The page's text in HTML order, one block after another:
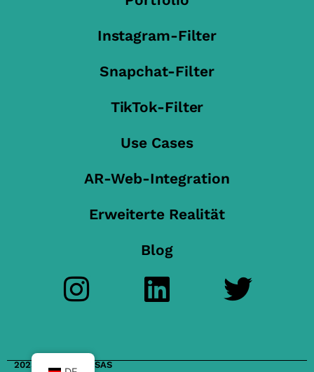
Instagram-Filter
Snapchat-Filter
TikTok-Filter
Use Cases
AR-Web-Integration
Erweiterte Realität
Blog
2023 FilterMaker SAS